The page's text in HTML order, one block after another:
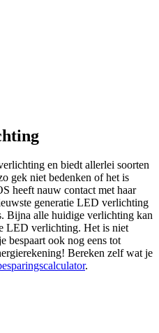
en biedt allerlei soorten
gek niet bedenken of het is
heeft nauw contact met haar
generatie LED verlichting
Bijna alle huidige verlichting kan
LED verlichting. Het is niet
bespaart ook nog eens tot
Bereken zelf wat je
.